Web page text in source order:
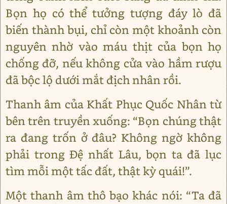
Bọn họ có thể tưởng tượng đáy lò đã
biến thành bụi, chỉ còn một khoảnh còn
nguyên nhờ vào máu thịt của bọn họ
chống đỡ, nếu không cửa vào hầm rượu
đã bộc lộ dưới mắt địch nhân rồi.
Thanh âm của Khất Phục Quốc Nhân từ
bên trên truyền xuống: “Bọn chúng thật
ra đang trốn ở đâu? Không ngờ không
phải trong Đệ nhất Lâu, bọn ta đã lục
tìm mỗi một tấc đất, thật kỳ quái!”.
Một thanh âm thô bạo khác nói: “Ta đã